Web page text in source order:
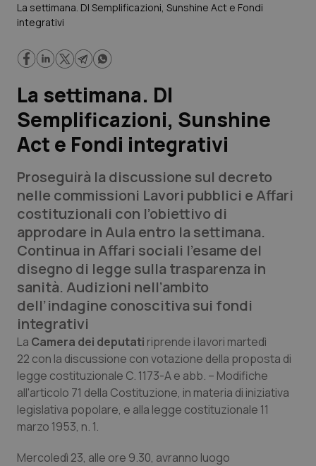
Governo e Parlamento
Regioni e Asl
Lavoro e Professioni
Scienza e Farmaci
Studi e Analisi
Lettere al direttore
Edizioni Regionali
QS Pro
Professionisti Sanitari.AI
Abruzzo
Basilicata
Calabria
Campania
QS Pro Gold
Artrite & artrosi
Asma & BPCO
Car-T
QS Club Newsletter
La settimana. Dl Semplificazioni, Sunshine Act e Fondi
integrativi
La settimana. Dl
Semplificazioni, Sunshine
Act e Fondi integrativi
Proseguirà la discussione sul decreto
nelle commissioni Lavori pubblici e Affari
costituzionali con l’obiettivo di
approdare in Aula entro la settimana.
Continua in Affari sociali l’esame del
disegno di legge sulla trasparenza in
sanità. Audizioni nell’ambito
dell’indagine conoscitiva sui fondi
integrativi
La Camera dei deputati riprende i lavori martedì
22 con la discussione con votazione della proposta di
legge costituzionale C. 1173-A e abb. – Modifiche
all'articolo 71 della Costituzione, in materia di iniziativa
legislativa popolare, e alla legge costituzionale 11
marzo 1953, n. 1.
Mercoledì 23, alle ore 9.30, avranno luogo